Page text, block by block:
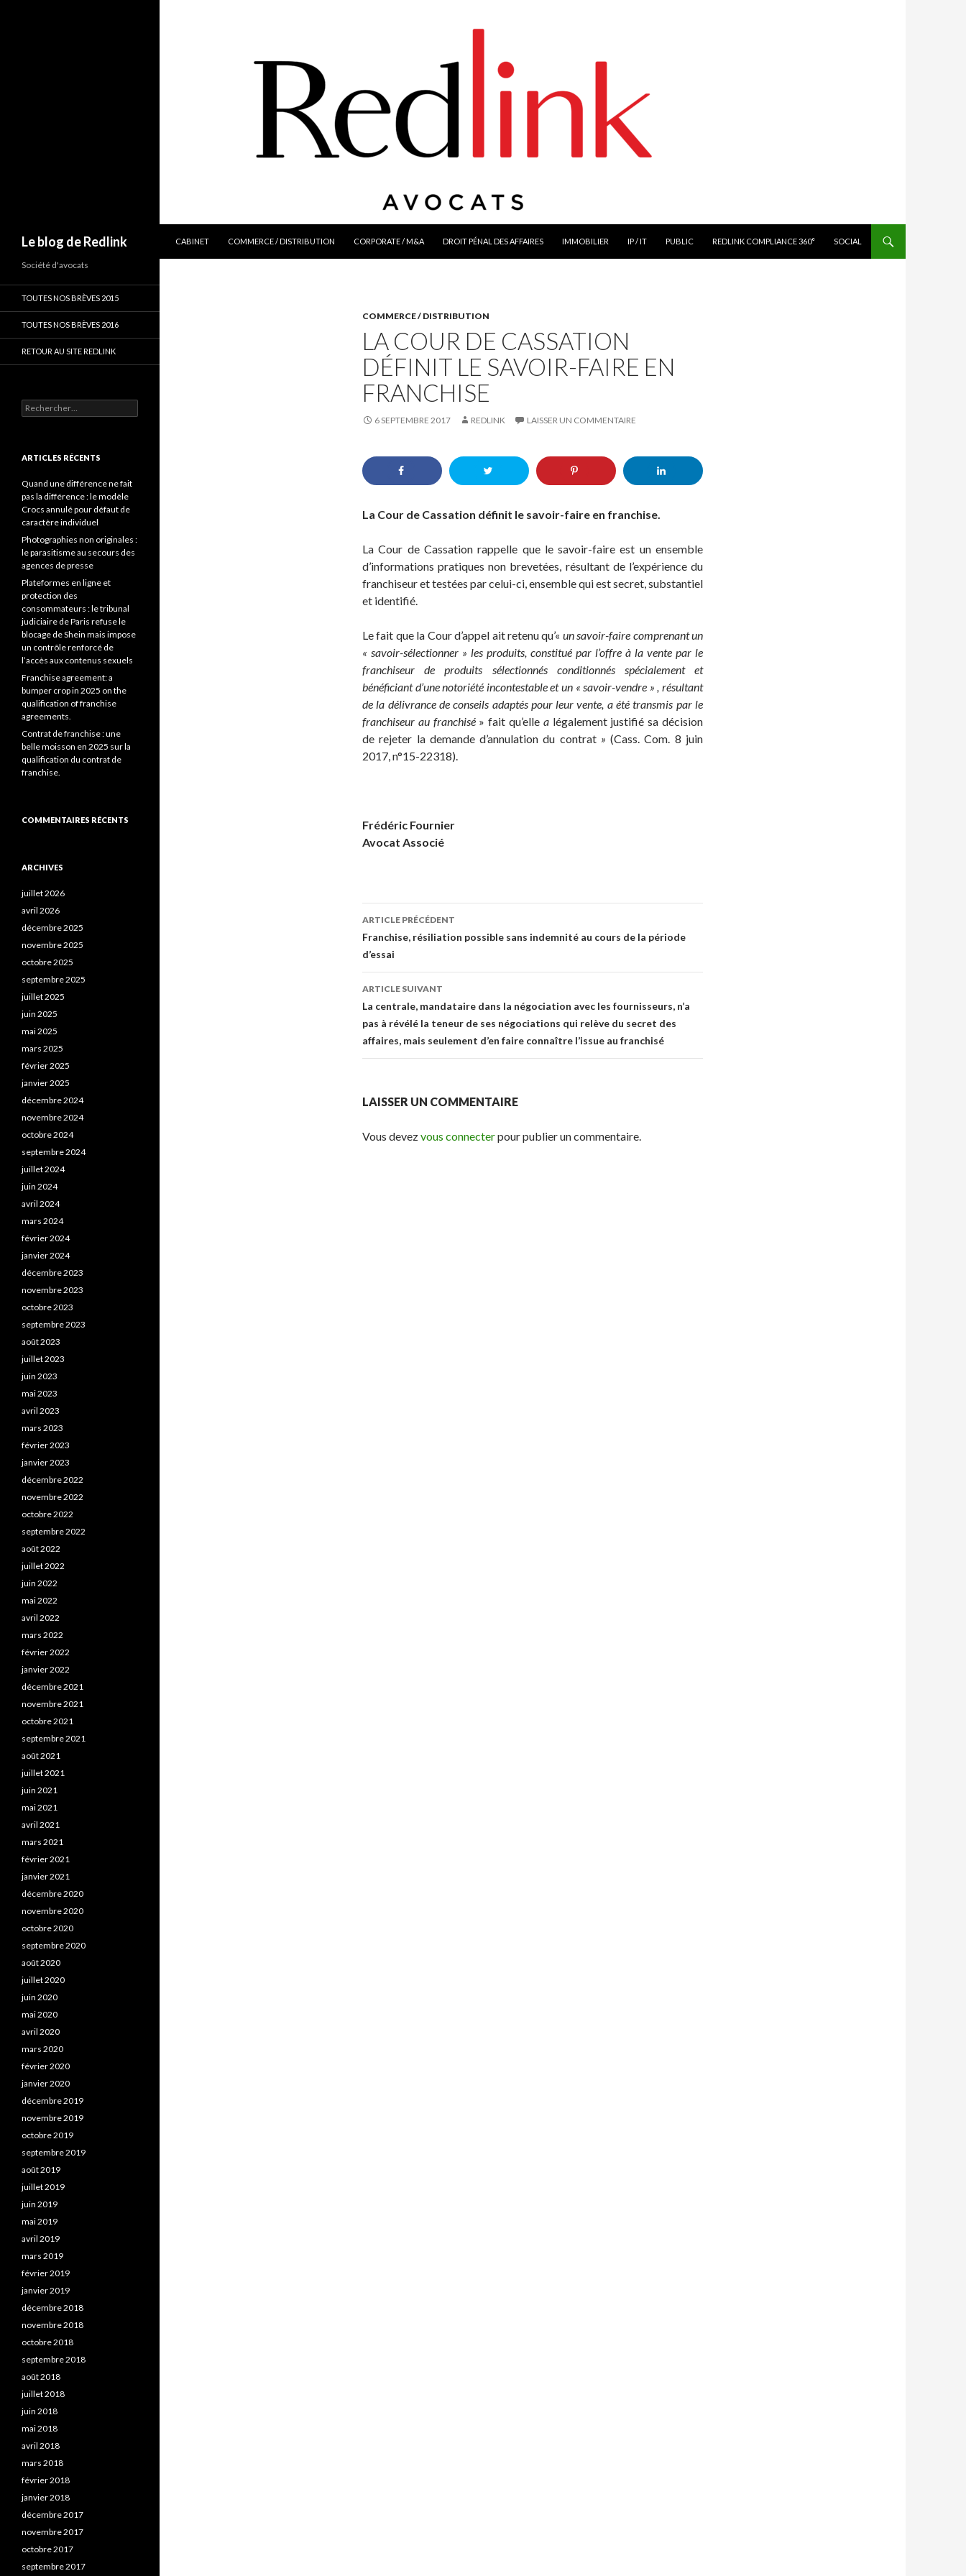
Le blog de Redlink
CABINET
COMMERCE / DISTRIBUTION CORPORATE / M&A DROIT PÉNAL DES AFFAIRES IMMOBILIER IP / IT PUBLIC REDLINK COMPLIANCE 360° SOCIAL
COMMERCE / DISTRIBUTION
LA COUR DE CASSATION
DÉFINIT LE SAVOIR-FAIRE EN
FRANCHISE
6 SEPTEMBRE 2017 REDLINK LAISSER UN COMMENTAIRE
La Cour de Cassation définit le savoir-faire en franchise.
La Cour de Cassation rappelle que le savoir-faire est un ensemble
d’informations pratiques non brevetées, résultant de l’expérience du
franchiseur et testées par celui-ci, ensemble qui est secret, substantiel
et identifié.
Le fait que la Cour d’appel ait retenu qu’« un savoir-faire comprenant un
« savoir-sélectionner » les produits, constitué par l’offre à la vente par le
franchiseur de produits sélectionnés conditionnés spécialement et
bénéficiant d’une notoriété incontestable et un « savoir-vendre » , résultant
de la délivrance de conseils adaptés pour leur vente, a été transmis par le
franchiseur au franchisé» fait qu’elle a légalement justifié sa décision
de rejeter la demande d’annulation du contrat»(Cass. Com. 8 juin
2017, n°15-22318).
Frédéric Fournier
Avocat Associé
Navigation
des
articles
ARTICLE PRÉCÉDENT
Franchise, résiliation possible sans indemnité au cours de la période
d’essai
ARTICLE SUIVANT
La centrale, mandataire dans la négociation avec les fournisseurs, n’a
pas à révélé la teneur de ses négociations qui relève du secret des
affaires, mais seulement d’en faire connaître l’issue au franchisé
LAISSER UN COMMENTAIRE
Vous devezvous connecterpour publier un commentaire.
Société d'avocats
TOUTES NOS BRÈVES 2015
TOUTES NOS BRÈVES 2016
RETOUR AU SITE REDLINK
Rechercher :
ARTICLES RÉCENTS
Quand une différence ne fait
pas la différence : le modèle
Crocs annulé pour défaut de
caractère individuel
Photographies non originales :
le parasitisme au secours des
agences de presse
Plateformes en ligne et
protection des
consommateurs : le tribunal
judiciaire de Paris refuse le
blocage de Shein mais impose
un contrôle renforcé de
l’accès aux contenus sexuels
Franchise agreement: a
bumper crop in 2025 on the
qualification of franchise
agreements.
Contrat de franchise : une
belle moisson en 2025 sur la
qualification du contrat de
franchise.
COMMENTAIRES RÉCENTS
ARCHIVES
juillet 2026
avril 2026
décembre 2025
novembre 2025
octobre 2025
septembre 2025
juillet 2025
juin 2025
mai 2025
mars 2025
février 2025
janvier 2025
décembre 2024
novembre 2024
octobre 2024
septembre 2024
juillet 2024
juin 2024
avril 2024
mars 2024
février 2024
janvier 2024
décembre 2023
novembre 2023
octobre 2023
septembre 2023
août 2023
juillet 2023
juin 2023
mai 2023
avril 2023
mars 2023
février 2023
janvier 2023
décembre 2022
novembre 2022
octobre 2022
septembre 2022
août 2022
juillet 2022
juin 2022
mai 2022
avril 2022
mars 2022
février 2022
janvier 2022
décembre 2021
novembre 2021
octobre 2021
septembre 2021
août 2021
juillet 2021
juin 2021
mai 2021
avril 2021
mars 2021
février 2021
janvier 2021
décembre 2020
novembre 2020
octobre 2020
septembre 2020
août 2020
juillet 2020
juin 2020
mai 2020
avril 2020
mars 2020
février 2020
janvier 2020
décembre 2019
novembre 2019
octobre 2019
septembre 2019
août 2019
juillet 2019
juin 2019
mai 2019
avril 2019
mars 2019
février 2019
janvier 2019
décembre 2018
novembre 2018
octobre 2018
septembre 2018
août 2018
juillet 2018
juin 2018
mai 2018
avril 2018
mars 2018
février 2018
janvier 2018
décembre 2017
novembre 2017
octobre 2017
septembre 2017